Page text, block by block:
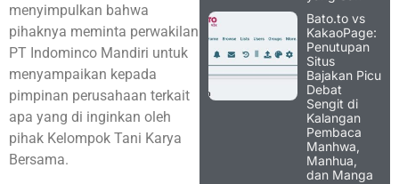
menyimpulkan bahwa
pihaknya meminta perwakilan
PT Indominco Mandiri untuk
menyampaikan kepada
pimpinan perusahaan terkait
apa yang di inginkan oleh
pihak Kelompok Tani Karya
Bersama.
Bato.to vs
KakaoPage:
Penutupan
Situs
Bajakan Picu
Debat
Sengit di
Kalangan
Pembaca
Manhwa,
Manhua,
dan Manga